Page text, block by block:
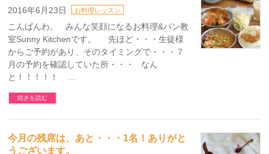
2016年6月23日 お料理レッスン
こんばんわ。 みんな笑顔になるお料理&パン教
室Sunny Kitchenです。 先ほど・・・生徒様
からご予約があり、そのタイミングで・・・７
月の予約を確認していた所・・・ なん
と！！！！！ …
続きを読む
今月の残席は、あと・・・1名！ありがと
うございます。